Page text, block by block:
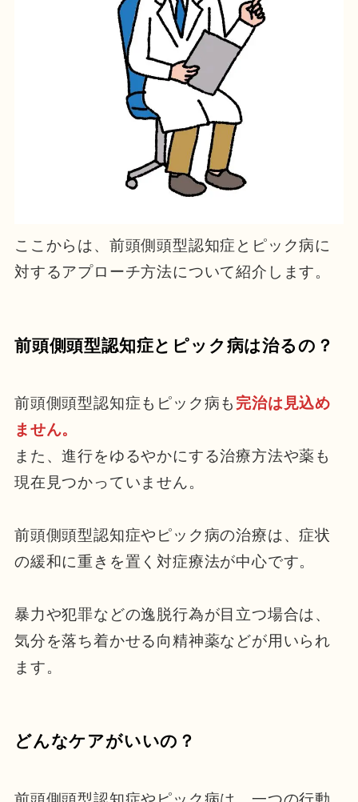
ここからは、前頭側頭型認知症とピック病に
対するアプローチ方法について紹介します。
前頭側頭型認知症とピック病は治るの？
前頭側頭型認知症もピック病も 完治は見込め
ません。
また、進行をゆるやかにする治療方法や薬も
現在見つかっていません。
前頭側頭型認知症やピック病の治療は、症状
の緩和に重きを置く対症療法が中心です。
暴力や犯罪などの逸脱行為が目立つ場合は、
気分を落ち着かせる向精神薬などが用いられ
ます。
どんなケアがいいの？